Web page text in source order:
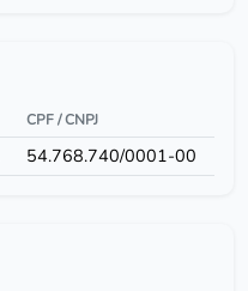
CPF / CNPJ
54.768.740/0001-00